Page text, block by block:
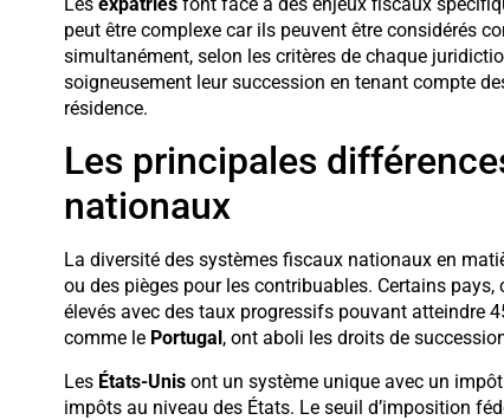
peut être complexe car ils peuvent être considérés
simultanément, selon les critères de chaque
soigneusement leur succession en tenant compte
résidence.
Les principales
nationaux
La diversité des systèmes fiscaux nationaux en
ou des pièges pour les contribuables. Certains pays,
élevés avec des taux progressifs pouvant atteindre
comme le Portugal , ont aboli les droits de
Les États-Unisont un système unique avec un
impôts au niveau des États. Le seuil d’imposition